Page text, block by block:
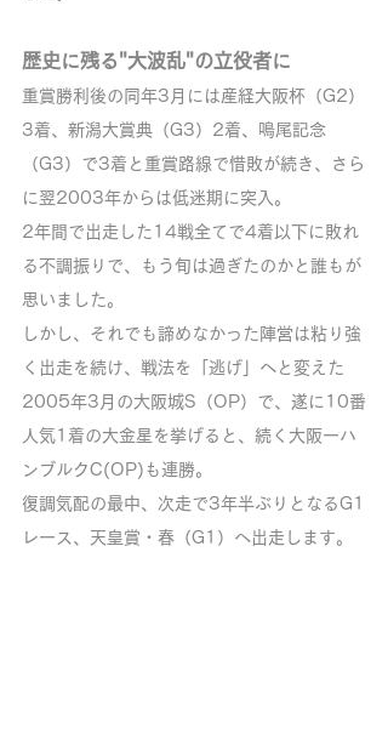
歴史に残る"大波乱"の立役者に
重賞勝利後の同年3月には産経大阪杯（G2）
3着、新潟大賞典（G3）2着、鳴尾記念
（G3）で3着と重賞路線で惜敗が続き、さら
に翌2003年からは低迷期に突入。
2年間で出走した14戦全てで4着以下に敗れ
る不調振りで、もう旬は過ぎたのかと誰もが
思いました。
しかし、それでも諦めなかった陣営は粘り強
く出走を続け、戦法を「逃げ」へと変えた
2005年3月の大阪城S（OP）で、遂に10番
人気1着の大金星を挙げると、続く大阪ーハ
ンブルクC(OP)も連勝。
復調気配の最中、次走で3年半ぶりとなるG1
レース、天皇賞・春（G1）へ出走します。